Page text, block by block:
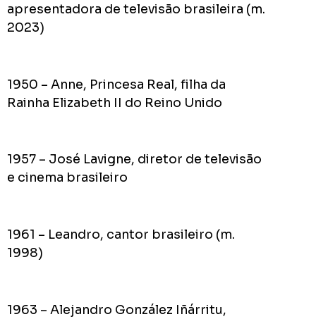
apresentadora de televisão brasileira (m.
2023)
1950 – Anne, Princesa Real, filha da
Rainha Elizabeth II do Reino Unido
1957 – José Lavigne, diretor de televisão
e cinema brasileiro
1961 – Leandro, cantor brasileiro (m.
1998)
1963 – Alejandro González Iñárritu,